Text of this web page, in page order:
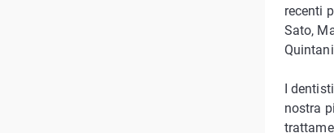
recenti
Sato,
I
nostra